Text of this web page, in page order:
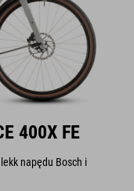
400X FE
napędu Bosch i